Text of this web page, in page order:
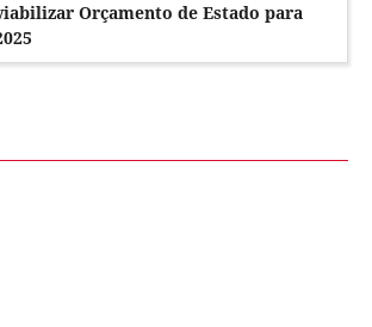
Orçamento de Estado para